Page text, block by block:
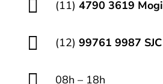
 (11) 4790 3619 Mogi
 (12) 99761 9987 SJC
08h – 18h